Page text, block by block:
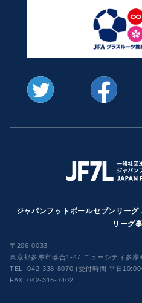
ジャパンフットボールセブンリー
リーグ
〒206-0033
東京都多摩市落合1-47 ニューシティ多摩
TEL:042-338-8070 (受付時間 平日
FAX: 042-316-7402